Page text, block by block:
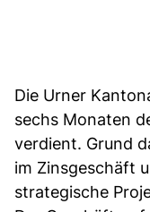
Die Urner
sechs Monaten
verdient. Grund
im Zinsgeschäft
strategische